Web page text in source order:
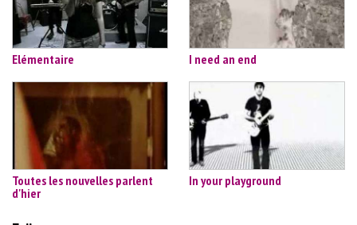
Elémentaire I need an end
Toutes les nouvelles parlent
d'hier
In your playground